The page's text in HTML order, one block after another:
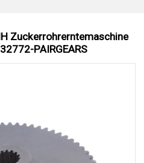
Zuckerrohrerntemaschine
PAIRGEARS